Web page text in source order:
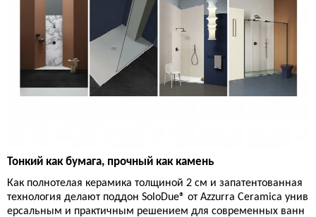
Тонкий как бумага, прочный как камень
Как полнотелая керамика толщиной 2 см и запатентованная
технология делают поддон SoloDue® от Azzurra Ceramica унив
ерсальным и практичным решением для современных ванн